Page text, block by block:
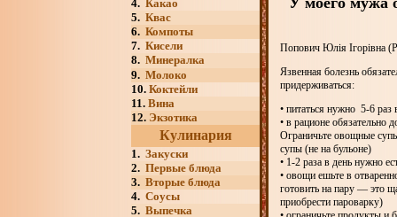
4. Какао
5. Квас
6. Компоты
7. Кисели
8. Минералка
9. Молоко
10. Коктейли
11. Вина
12. Экзотика
Кулинария
1. Закуски
2. Первые блюда
3. Вторые блюда
4. Соусы
5. Выпечка
Попович Юлія Ігорівна
Язвенная болезнь
придерживаться:
• питаться нужно 5-6 раз
• в рационе
Ограничьте овощные
супы (не на бульоне)
• 1-2 раза в день нужно
• овощи ешьте в
готовить на пару — это
приобрести пароварку)